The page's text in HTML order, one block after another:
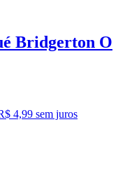
Bridgerton O
4,99 sem juros